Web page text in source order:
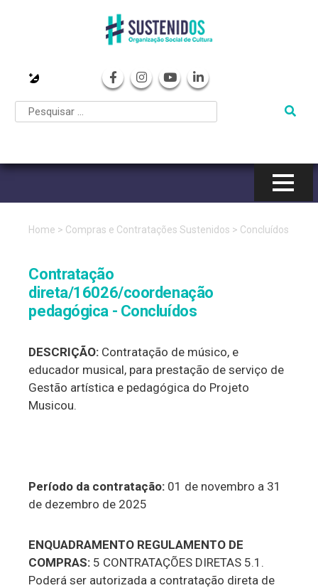
Pular
o
Home > Compras e Contratações Sustenidos > Concluídos
Contratação
direta/16026/coordenação
pedagógica - Concluídos
DESCRIÇÃO: Contratação de músico, e
educador musical, para prestação de serviço de
Gestão artística e pedagógica do Projeto
Musicou.
Período da contratação: 01 de novembro a 31
de dezembro de 2025
ENQUADRAMENTO REGULAMENTO DE
COMPRAS: 5 CONTRATAÇÕES DIRETAS 5.1.
Poderá ser autorizada a contratação direta de